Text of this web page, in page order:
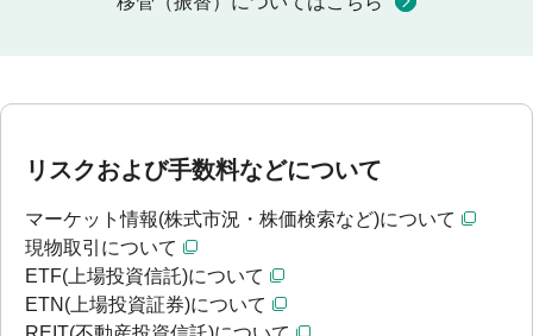
リスクおよび手数料などについて
マーケット情報(株式市況・株価検索など)について
現物取引について
ETF(上場投資信託)について
ETN(上場投資証券)について